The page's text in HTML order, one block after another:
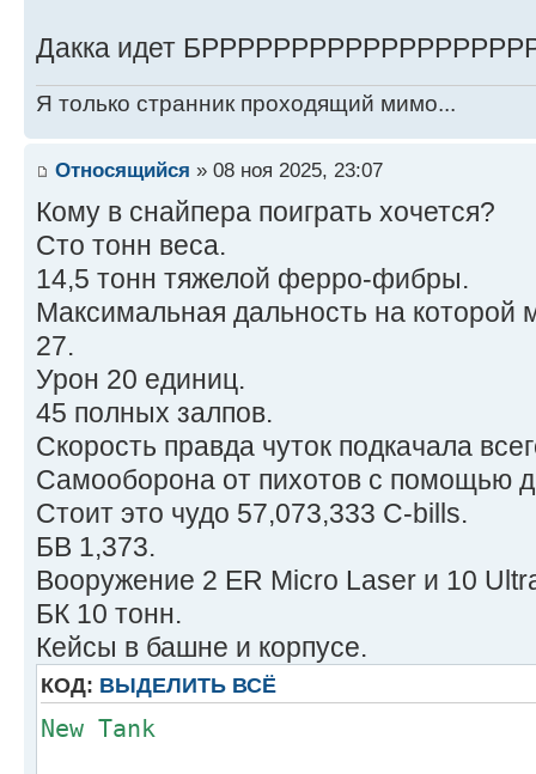
1 Micro Pulse Laser
9 Ultra AC/2
Manufacturer: Unknown
Primary Factory: Unknown
Communication System: Unknown
Targeting & Tracking System:
Introduction Year: 3145
Tech Rating/Availability: F/X-X-X-
Cost: 83,557,000 C-bills
Type: New
Technology Base: Mixed
Movement Type: Tracked
Tonnage: 100
Battle Value: 1,579
Internal
Engine 300
Cruising MP: 3
Flank MP: 5
Heat
Дакка идет
Я только странник проходящий мимо...
Относящийся » 08 ноя 2025, 23:07
Кому в снайпера поиграть хочется?
Сто тонн веса.
14,5 тонн тяжелой ферро-фибры.
Максимальная дальность на которой
27.
Урон 20 единиц.
45 полных залпов.
Скорость правда чуток подкачала
Самооборона от пихотов с помощью
Стоит это чудо 57,073,333 C-bills.
БВ 1,373.
Вооружение 2 ER Micro Laser и 10
БК 10 тонн.
Кейсы в башне и корпусе.
КОД: ВЫДЕЛИТЬ ВСЁ
New Tank